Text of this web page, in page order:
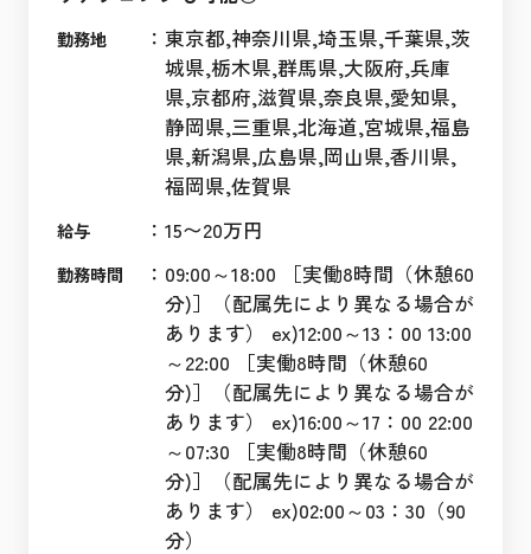
勤務地 ： 東京都,神奈川県,埼玉県,千葉県,茨
城県,栃木県,群馬県,大阪府,兵庫
県,京都府,滋賀県,奈良県,愛知県,
静岡県,三重県,北海道,宮城県,福島
県,新潟県,広島県,岡山県,香川県,
福岡県,佐賀県
給与 ： 15〜20万円
勤務時間 ： 09:00～18:00 ［実働8時間（休憩60
分)］（配属先により異なる場合が
あります） ex)12:00～13：00 13:00
～22:00 ［実働8時間（休憩60
分)］（配属先により異なる場合が
あります） ex)16:00～17：00 22:00
～07:30 ［実働8時間（休憩60
分)］（配属先により異なる場合が
あります） ex)02:00～03：30（90
分）